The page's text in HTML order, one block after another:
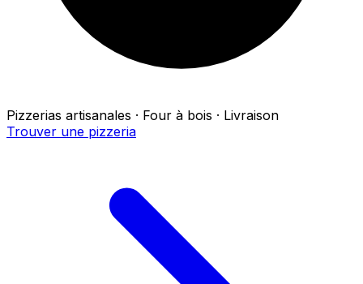
Pizzerias artisanales · Four à bois · Livraison
Trouver une pizzeria